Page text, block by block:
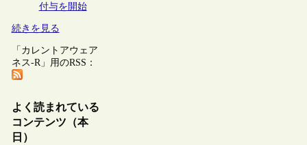
付与を開始
続きを見る
「カレントアウェア
ネス-R」用のRSS：
よく読まれている
コンテンツ（本
日）